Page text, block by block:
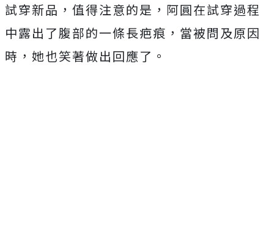
試穿新品，值得注意的是，阿圓在試穿過程
中露出了腹部的一條長疤痕，當被問及原因
時，她也笑著做出回應了。